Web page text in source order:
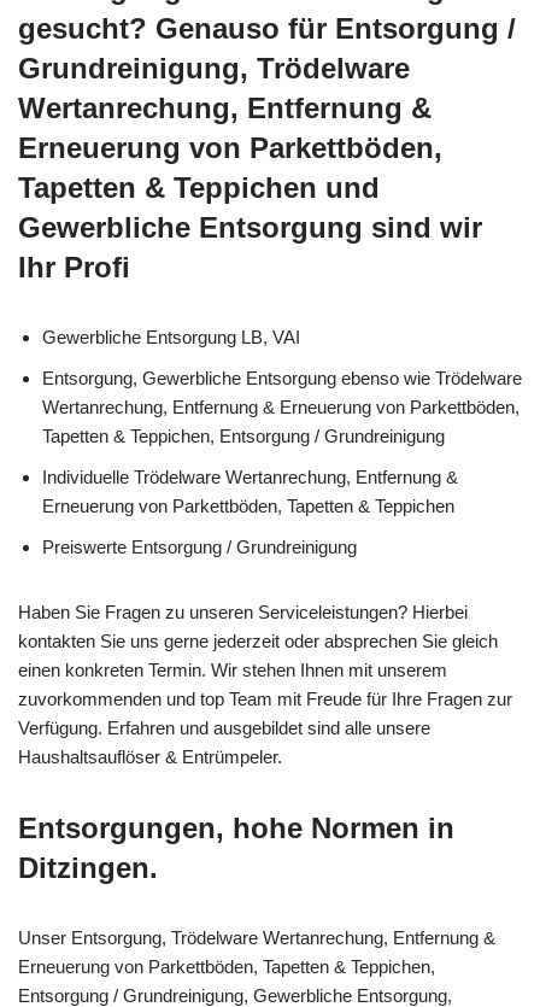
gesucht? Genauso für Entsorgung /
Grundreinigung, Trödelware
Wertanrechung, Entfernung &
Erneuerung von Parkettböden,
Tapetten & Teppichen und
Gewerbliche Entsorgung sind wir
Ihr Profi
Gewerbliche Entsorgung LB, VAI
Entsorgung, Gewerbliche Entsorgung ebenso wie Trödelware
Wertanrechung, Entfernung & Erneuerung von Parkettböden,
Tapetten & Teppichen, Entsorgung / Grundreinigung
Individuelle Trödelware Wertanrechung, Entfernung &
Erneuerung von Parkettböden, Tapetten & Teppichen
Preiswerte Entsorgung / Grundreinigung
Haben Sie Fragen zu unseren Serviceleistungen? Hierbei
kontakten Sie uns gerne jederzeit oder absprechen Sie gleich
einen konkreten Termin. Wir stehen Ihnen mit unserem
zuvorkommenden und top Team mit Freude für Ihre Fragen zur
Verfügung. Erfahren und ausgebildet sind alle unsere
Haushaltsauflöser & Entrümpeler.
Entsorgungen, hohe Normen in
Ditzingen.
Unser Entsorgung, Trödelware Wertanrechung, Entfernung &
Erneuerung von Parkettböden, Tapetten & Teppichen,
Entsorgung / Grundreinigung, Gewerbliche Entsorgung,